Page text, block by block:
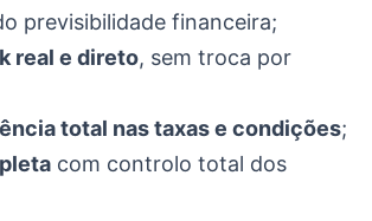
previsibilidade financeira;
real e direto, sem troca por
total nas taxas e condições;
com controlo total dos